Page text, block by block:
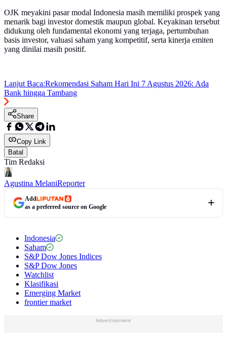
OJK meyakini pasar modal Indonesia masih memiliki prospek yang
menarik bagi investor domestik maupun global. Keyakinan tersebut
didukung oleh fundamental ekonomi yang terjaga, pertumbuhan
basis investor, valuasi saham yang kompetitif, serta kinerja emiten
yang dinilai masih positif.
Lanjut Baca:Rekomendasi Saham Hari Ini 7 Agustus 2026: Ada
Bank hingga Tambang
Share
Copy Link
Batal
Tim Redaksi
Agustina MelaniReporter
Add
as a preferred source on Google
Indonesia
Saham
S&P Dow Jones Indices
S&P Dow Jones
Watchlist
Klasifikasi
Emerging Market
frontier market
Advertisement